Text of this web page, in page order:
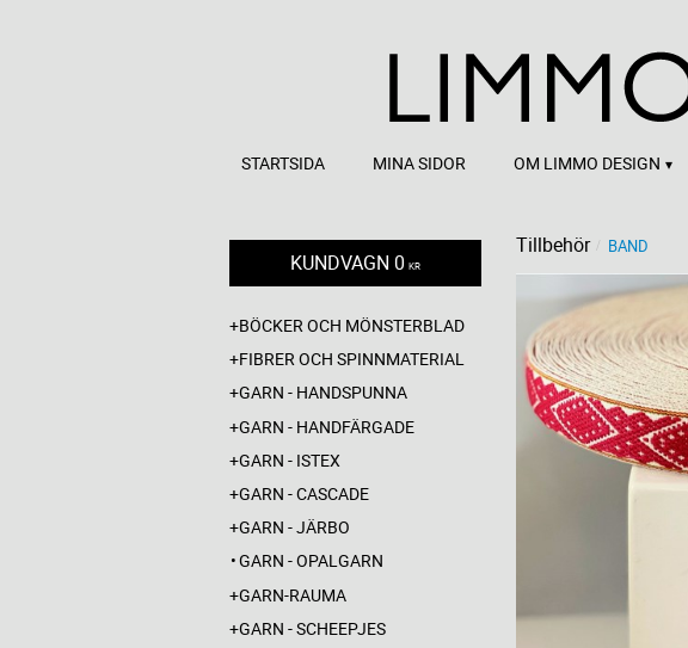
STARTSIDA MINA SIDOR OM LIMMO DESIGN
Tillbehör BAND
KUNDVAGN 0 KR
BÖCKER OCH MÖNSTERBLAD
FIBRER OCH SPINNMATERIAL
GARN - HANDSPUNNA
GARN - HANDFÄRGADE
GARN - ISTEX
GARN - CASCADE
GARN - JÄRBO
GARN - OPALGARN
GARN-RAUMA
GARN - SCHEEPJES